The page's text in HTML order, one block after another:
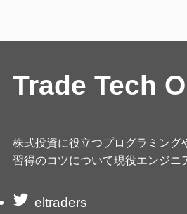
Trade Tech
株式投資に役立つプログラミング
習得のコツについて現役エンジニ
eltraders